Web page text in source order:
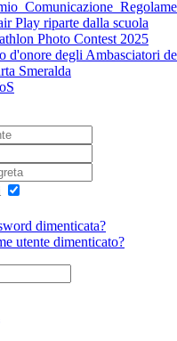
Play riparte dalla scuola
Photo Contest 2025
d'onore degli Ambasciatori
Smeralda
dimenticata?
utente dimenticato?